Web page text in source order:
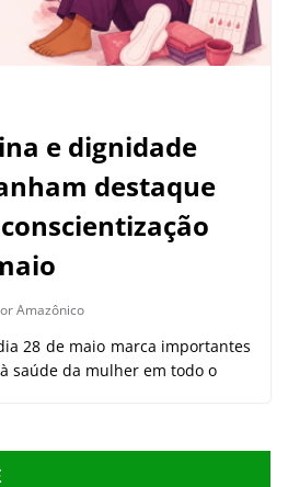
e dignidade
destaque
Amazônico
28 de maio marca importantes
saúde da mulher em todo o